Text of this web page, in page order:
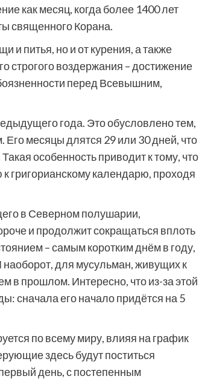
как месяц, когда более 1400 лет
священного Корана.
и питья, но и от курения, а также
строгого воздержания – достижение
перед Всевышним,
года. Это обусловлено тем,
месяцы длятся 29 или 30 дней, что
особенность приводит к тому, что
григорианскому календарю, проходя
в Северном полушарии,
и продолжит сокращаться вплоть
– самым коротким днём в году,
наоборот, для мусульман, живущих к
в прошлом. Интересно, что из-за этой
сначала его начало придётся на 5
по всему миру, влияя на график
здесь будут поститься
день, с постепенным